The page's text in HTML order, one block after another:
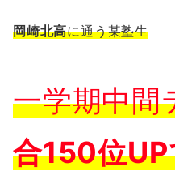
岡崎北高に通う某塾生
一学期中間
合150位UP